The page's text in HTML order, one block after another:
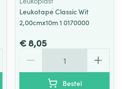
Leukotape Classic Wit
2,00cmx10m 1 0170000
€ 8,05
Bestel